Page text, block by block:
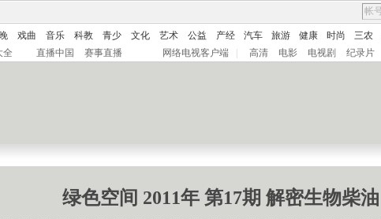
戏曲 音乐 科教 青少 文化 艺术 公益 产经 汽车 旅游 健康 时尚 三农
全 直播中国 赛事直播 网络电视客户端 高清 电影 电视剧 纪录片
绿色空间 2011年 第17期 解密生物柴油